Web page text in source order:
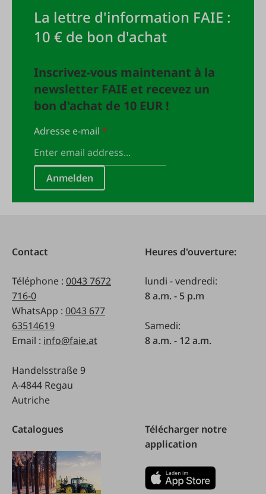
La lettre d'information FAIE :
10 € de bon d'achat
Inscrivez-vous maintenant à la
newsletter FAIE et recevez un
bon d'achat de 10 EUR !
Adresse e-mail*
Anmelden
Contact
Téléphone : 0043 7672
716-0
WhatsApp : 0043 677
63514619
Email : info@faie.at
Handelsstraße 9
A-4844 Regau
Autriche
Heures d'ouverture:
lundi - vendredi:
8 a.m. - 5 p.m
Samedi:
8 a.m. - 12 a.m.
Catalogues
Télécharger notre
application